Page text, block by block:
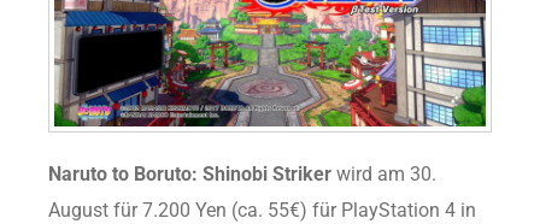
Naruto to Boruto: Shinobi Striker wird am 30.
August für 7.200 Yen (ca. 55€) für PlayStation 4 in